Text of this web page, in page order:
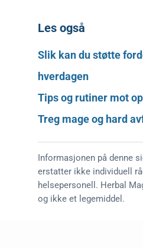
Les også
Slik kan du støtte
hverdagen
Tips og rutiner mot
Treg mage og hard
Informasjonen på denne
erstatter ikke individuell
helsepersonell. Herbal
og ikke et legemiddel.